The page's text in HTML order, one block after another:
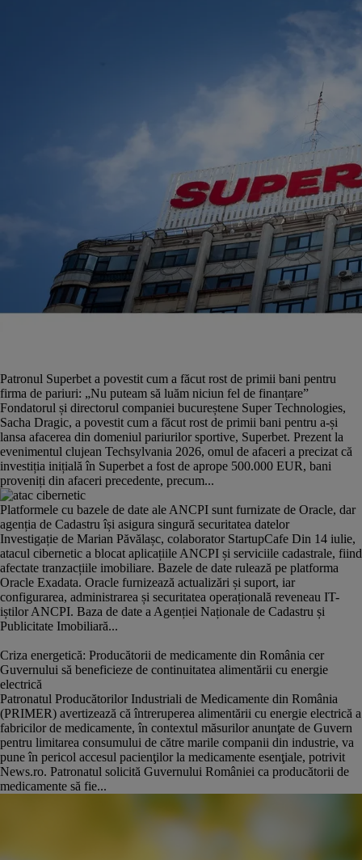
Patronul Superbet a povestit cum a făcut rost de primii bani pentru
firma de pariuri: „Nu puteam să luăm niciun fel de finanțare”
Fondatorul și directorul companiei bucureștene Super Technologies,
Sacha Dragic, a povestit cum a făcut rost de primii bani pentru a-și
lansa afacerea din domeniul pariurilor sportive, Superbet. Prezent la
evenimentul clujean Techsylvania 2026, omul de afaceri a precizat că
investiția inițială în Superbet a fost de aprope 500.000 EUR, bani
proveniți din afaceri precedente, precum...
Platformele cu bazele de date ale ANCPI sunt furnizate de Oracle, dar
agenția de Cadastru își asigura singură securitatea datelor
Investigație de Marian Păvălașc, colaborator StartupCafe Din 14 iulie,
atacul cibernetic a blocat aplicațiile ANCPI și serviciile cadastrale, fiind
afectate tranzacțiile imobiliare. Bazele de date rulează pe platforma
Oracle Exadata. Oracle furnizează actualizări și suport, iar
configurarea, administrarea și securitatea operațională reveneau IT-
iștilor ANCPI. Baza de date a Agenției Naționale de Cadastru și
Publicitate Imobiliară...
Criza energetică: Producătorii de medicamente din România cer
Guvernului să beneficieze de continuitatea alimentării cu energie
electrică
Patronatul Producătorilor Industriali de Medicamente din România
(PRIMER) avertizează că întreruperea alimentării cu energie electrică a
fabricilor de medicamente, în contextul măsurilor anunţate de Guvern
pentru limitarea consumului de către marile companii din industrie, va
pune în pericol accesul pacienţilor la medicamente esenţiale, potrivit
News.ro. Patronatul solicită Guvernului României ca producătorii de
medicamente să fie...